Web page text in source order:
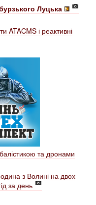
Луцька
ATACMS і реактивні
та дронами
з Волині на двох
за день